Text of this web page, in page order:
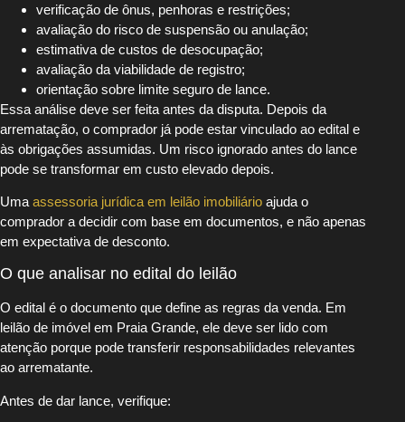
verificação de ônus, penhoras e restrições;
avaliação do risco de suspensão ou anulação;
estimativa de custos de desocupação;
avaliação da viabilidade de registro;
orientação sobre limite seguro de lance.
Essa análise deve ser feita antes da disputa. Depois da
arrematação, o comprador já pode estar vinculado ao edital e
às obrigações assumidas. Um risco ignorado antes do lance
pode se transformar em custo elevado depois.
Uma assessoria jurídica em leilão imobiliário ajuda o
comprador a decidir com base em documentos, e não apenas
em expectativa de desconto.
O que analisar no edital do leilão
O edital é o documento que define as regras da venda. Em
leilão de imóvel em Praia Grande, ele deve ser lido com
atenção porque pode transferir responsabilidades relevantes
ao arrematante.
Antes de dar lance, verifique: